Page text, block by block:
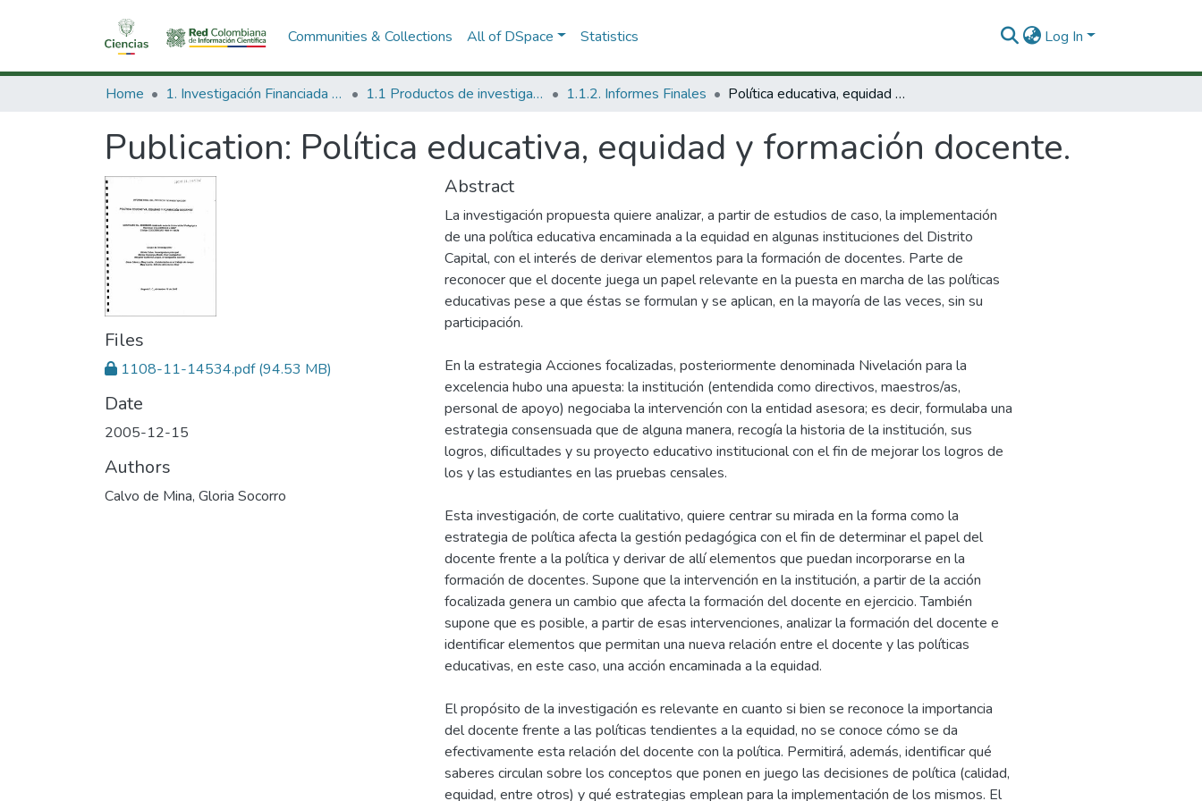
Communities & Collections All of DSpace Statistics Log In
Home 1. Investigación Financiada con Recursos Públicos 1.1 Productos de investigación 1.1.2. Informes Finales Política educativa, equidad y formación docente.
Publication: Política educativa, equidad y formación docente.
Files
1108-11-14534.pdf(94.53 MB)
Date
2005-12-15
Authors
Calvo de Mina, Gloria Socorro
Abstract
La investigación propuesta quiere analizar, a partir de estudios de caso, la implementación
de una política educativa encaminada a la equidad en algunas instituciones del Distrito
Capital, con el interés de derivar elementos para la formación de docentes. Parte de
reconocer que el docente juega un papel relevante en la puesta en marcha de las políticas
educativas pese a que éstas se formulan y se aplican, en la mayoría de las veces, sin su
participación.
En la estrategia Acciones focalizadas, posteriormente denominada Nivelación para la
excelencia hubo una apuesta: la institución (entendida como directivos, maestros/as,
personal de apoyo) negociaba la intervención con la entidad asesora; es decir, formulaba una
estrategia consensuada que de alguna manera, recogía la historia de la institución, sus
logros, dificultades y su proyecto educativo institucional con el fin de mejorar los logros de
los y las estudiantes en las pruebas censales.
Esta investigación, de corte cualitativo, quiere centrar su mirada en la forma como la
estrategia de política afecta la gestión pedagógica con el fin de determinar el papel del
docente frente a la política y derivar de allí elementos que puedan incorporarse en la
formación de docentes. Supone que la intervención en la institución, a partir de la acción
focalizada genera un cambio que afecta la formación del docente en ejercicio. También
supone que es posible, a partir de esas intervenciones, analizar la formación del docente e
identificar elementos que permitan una nueva relación entre el docente y las políticas
educativas, en este caso, una acción encaminada a la equidad.
El propósito de la investigación es relevante en cuanto si bien se reconoce la importancia
del docente frente a las políticas tendientes a la equidad, no se conoce cómo se da
efectivamente esta relación del docente con la política. Permitirá, además, identificar qué
saberes circulan sobre los conceptos que ponen en juego las decisiones de política (calidad,
equidad, entre otros) y qué estrategias emplean para la implementación de los mismos. El